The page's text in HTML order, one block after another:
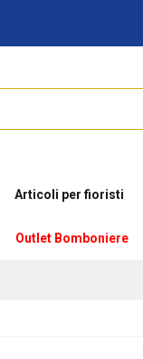
Articoli per fioristi
Outlet Bomboniere